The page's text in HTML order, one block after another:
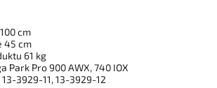
cm
45 cm
61 kg
Park Pro 900 AWX, 740 IOX
3929-11,13-3929-12